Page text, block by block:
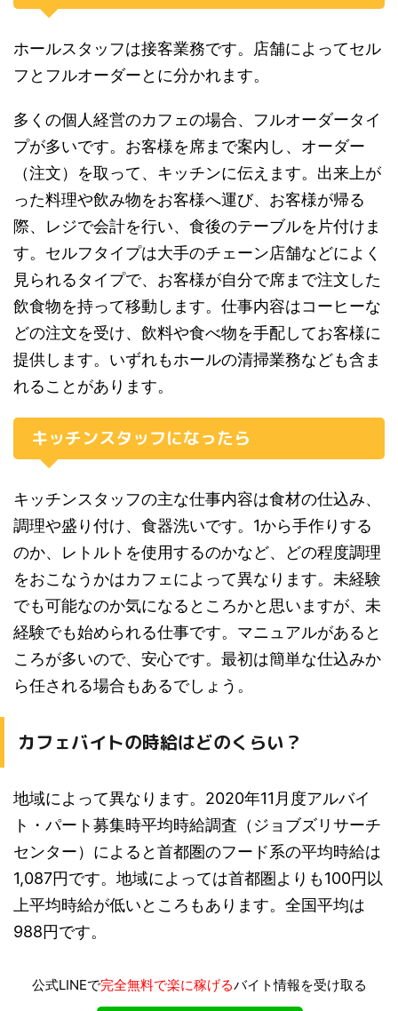
ホールスタッフは接客業務です。店舗によってセル
フとフルオーダーとに分かれます。
多くの個人経営のカフェの場合、フルオーダータイ
プが多いです。お客様を席まで案内し、オーダー
（注文）を取って、キッチンに伝えます。出来上が
った料理や飲み物をお客様へ運び、お客様が帰る
際、レジで会計を行い、食後のテーブルを片付けま
す。セルフタイプは大手のチェーン店舗などによく
見られるタイプで、お客様が自分で席まで注文した
飲食物を持って移動します。仕事内容はコーヒーな
どの注文を受け、飲料や食べ物を手配してお客様に
提供します。いずれもホールの清掃業務なども含ま
れることがあります。
キッチンスタッフになったら
キッチンスタッフの主な仕事内容は食材の仕込み、
調理や盛り付け、食器洗いです。1から手作りする
のか、レトルトを使用するのかなど、どの程度調理
をおこなうかはカフェによって異なります。未経験
でも可能なのか気になるところかと思いますが、未
経験でも始められる仕事です。マニュアルがあると
ころが多いので、安心です。最初は簡単な仕込みか
ら任される場合もあるでしょう。
カフェバイトの時給はどのくらい？
地域によって異なります。2020年11月度アルバイ
ト・パート募集時平均時給調査（ジョブズリサーチ
センター）によると首都圏のフード系の平均時給は
1,087円です。地域によっては首都圏よりも100円以
上平均時給が低いところもあります。全国平均は
988円です。
公式LINEで完全無料で楽に稼げるバイト情報を受け取る